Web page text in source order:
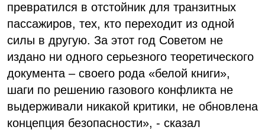
превратился в отстойник для транзитных
пассажиров, тех, кто переходит из одной
силы в другую. За этот год Советом не
издано ни одного серьезного теоретического
документа – своего рода «белой книги»,
шаги по решению газового конфликта не
выдерживали никакой критики, не обновлена
концепция безопасности», - сказал